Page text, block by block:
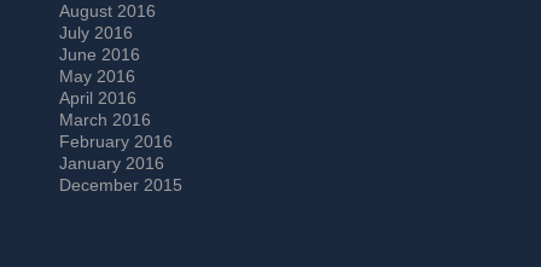
August 2016
July 2016
June 2016
May 2016
April 2016
March 2016
February 2016
January 2016
December 2015